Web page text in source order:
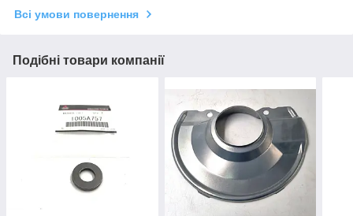
Всі умови повернення
Подібні товари компанії